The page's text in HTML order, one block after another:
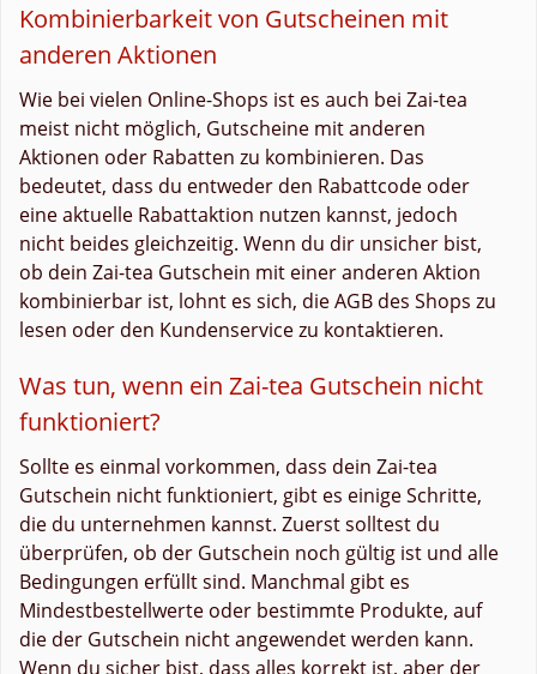
Kombinierbarkeit von Gutscheinen mit
anderen Aktionen
Wie bei vielen Online-Shops ist es auch bei Zai-tea
meist nicht möglich, Gutscheine mit anderen
Aktionen oder Rabatten zu kombinieren. Das
bedeutet, dass du entweder den Rabattcode oder
eine aktuelle Rabattaktion nutzen kannst, jedoch
nicht beides gleichzeitig. Wenn du dir unsicher bist,
ob dein Zai-tea Gutschein mit einer anderen Aktion
kombinierbar ist, lohnt es sich, die AGB des Shops zu
lesen oder den Kundenservice zu kontaktieren.
Was tun, wenn ein Zai-tea Gutschein nicht
funktioniert?
Sollte es einmal vorkommen, dass dein Zai-tea
Gutschein nicht funktioniert, gibt es einige Schritte,
die du unternehmen kannst. Zuerst solltest du
überprüfen, ob der Gutschein noch gültig ist und alle
Bedingungen erfüllt sind. Manchmal gibt es
Mindestbestellwerte oder bestimmte Produkte, auf
die der Gutschein nicht angewendet werden kann.
Wenn du sicher bist, dass alles korrekt ist, aber der